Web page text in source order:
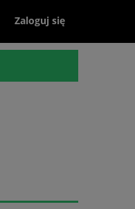
Zaloguj się